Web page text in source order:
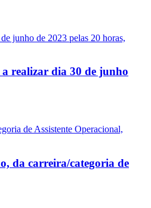
a realizar dia 30 de junho
da carreira/categoria de